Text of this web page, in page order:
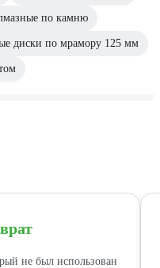
по камню
диски по мрамору 125 мм
не был использован